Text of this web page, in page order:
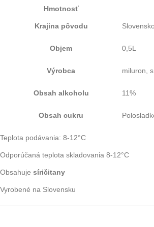
Hmotnosť
Krajina pôvodu Slovensko
Objem 0,5L
Výrobca miluron,
Obsah alkoholu 11%
Obsah cukru
Teplota podávania: 8-12°C
Odporúčaná teplota skladovania 8-12°C
Obsahuje síričitany
Vyrobené na Slovensku